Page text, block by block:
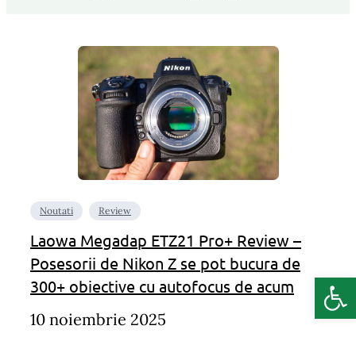
Noutati Review
Laowa Megadap ETZ21 Pro+ Review –
Posesorii de Nikon Z se pot bucura de
300+ obiective cu autofocus de acum
10 noiembrie 2025